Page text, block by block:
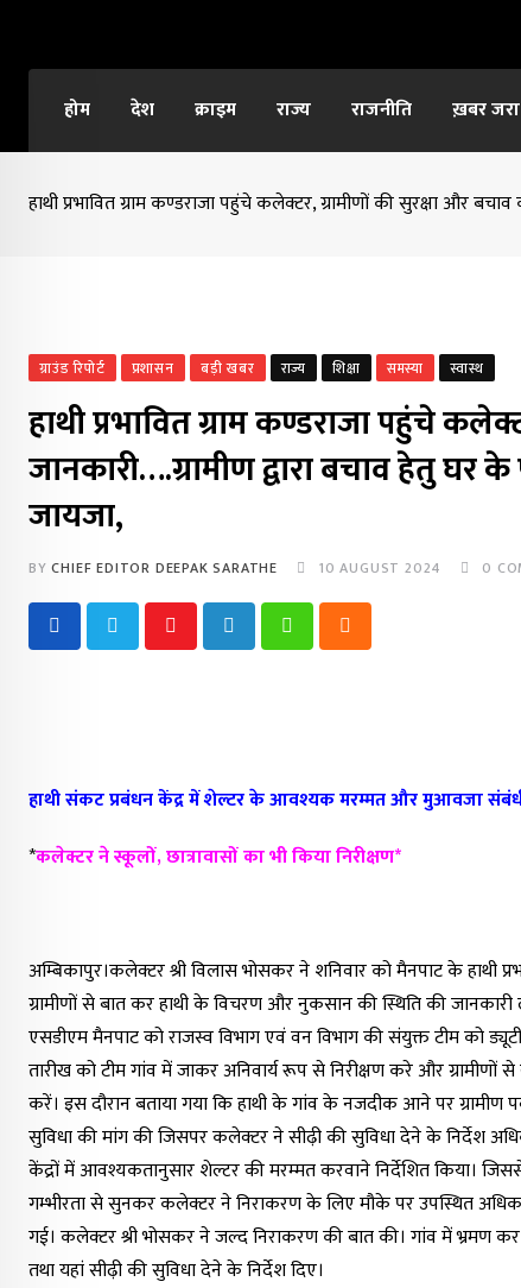
content
होम
देश क्राइम राज्य राजनीति ख़बर
हाथी प्रभावित ग्राम कण्डराजा पहुंचे कलेक्टर, ग्रामीणों की सुरक्षा और
ग्राउंड रिपोर्ट प्रशासन बड़ी खबर राज्य शिक्षा समस्या स्वास्थ
हाथी प्रभावित ग्राम कण्डराजा पहुंचे
जानकारी….ग्रामीण द्वारा बचाव हेतु
जायजा,
BYCHIEF EDITOR DEEPAK SARATHE 10 AUGUST 2024 0
YoutubeLinkedInWhatsappCloud
हाथी संकट प्रबंधन केंद्र में शेल्टर के आवश्यक मरम्मत और मुआवजा
*कलेक्टर ने स्कूलों, छात्रावासों का भी किया निरीक्षण*
अम्बिकापुर।कलेक्टर श्री विलास भोसकर ने शनिवार को मैनपाट के हाथी
ग्रामीणों से बात कर हाथी के विचरण और नुकसान की स्थिति की
एसडीएम मैनपाट को राजस्व विभाग एवं वन विभाग की संयुक्त टीम को
तारीख को टीम गांव में जाकर अनिवार्य रूप से निरीक्षण करे और ग्रामीणों
करें। इस दौरान बताया गया कि हाथी के गांव के नजदीक आने पर ग्रामीण
सुविधा की मांग की जिसपर कलेक्टर ने सीढ़ी की सुविधा देने के निर्देश
केंद्रों में आवश्यकतानुसार शेल्टर की मरम्मत करवाने निर्देशित किया।
गम्भीरता से सुनकर कलेक्टर ने निराकरण के लिए मौके पर उपस्थित
गई। कलेक्टर श्री भोसकर ने जल्द निराकरण की बात की। गांव में भ्रमण कर
तथा यहां सीढ़ी की सुविधा देने के निर्देश दिए।